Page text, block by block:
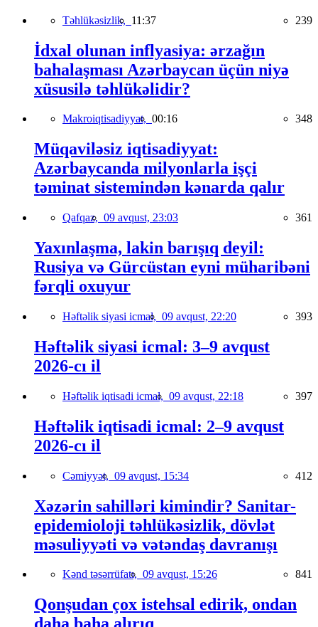
Təhlükəsizlik, 11:37 239
İdxal olunan inflyasiya: ərzağın
bahalaşması Azərbaycan üçün niyə
xüsusilə təhlükəlidir?
Makroiqtisadiyyat, 00:16 348
Müqaviləsiz iqtisadiyyat:
Azərbaycanda milyonlarla işçi
təminat sistemindən kənarda qalır
Qafqaz, 09 avqust, 23:03 361
Yaxınlaşma, lakin barışıq deyil:
Rusiya və Gürcüstan eyni müharibəni
fərqli oxuyur
Həftəlik siyasi icmal, 09 avqust, 22:20 393
Həftəlik siyasi icmal: 3–9 avqust
2026-cı il
Həftəlik iqtisadi icmal, 09 avqust, 22:18 397
Həftəlik iqtisadi icmal: 2–9 avqust
2026-cı il
Cəmiyyət, 09 avqust, 15:34 412
Xəzərin sahilləri kimindir? Sanitar-
epidemioloji təhlükəsizlik, dövlət
məsuliyyəti və vətəndaş davranışı
Kənd təsərrüfatı, 09 avqust, 15:26 841
Qonşudan çox istehsal edirik, ondan